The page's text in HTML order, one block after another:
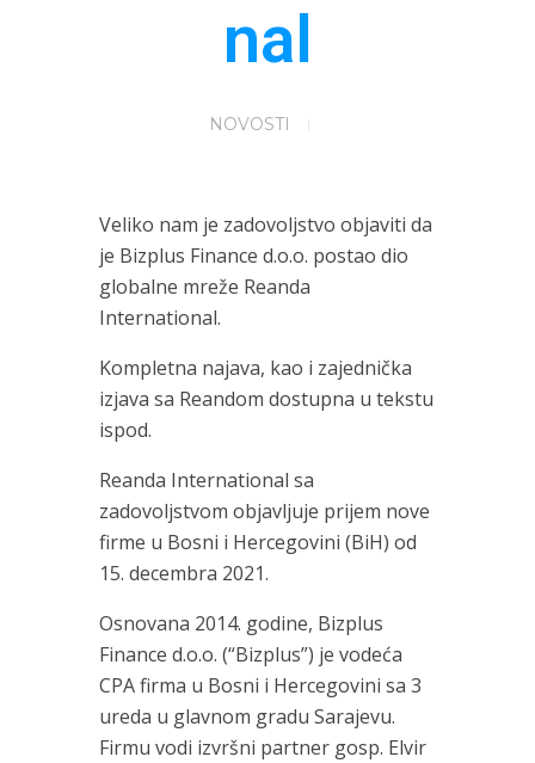
nal
NOVOSTI
Veliko nam je zadovoljstvo objaviti da
je Bizplus Finance d.o.o. postao dio
globalne mreže Reanda
International.
Kompletna najava, kao i zajednička
izjava sa Reandom dostupna u tekstu
ispod.
Reanda International sa
zadovoljstvom objavljuje prijem nove
firme u Bosni i Hercegovini (BiH) od
15. decembra 2021.
Osnovana 2014. godine, Bizplus
Finance d.o.o. (“Bizplus”) je vodeća
CPA firma u Bosni i Hercegovini sa 3
ureda u glavnom gradu Sarajevu.
Firmu vodi izvršni partner gosp. Elvir